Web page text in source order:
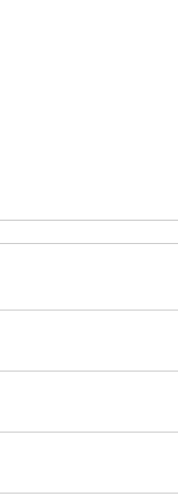
probarse dentro o
de nuestros
en el